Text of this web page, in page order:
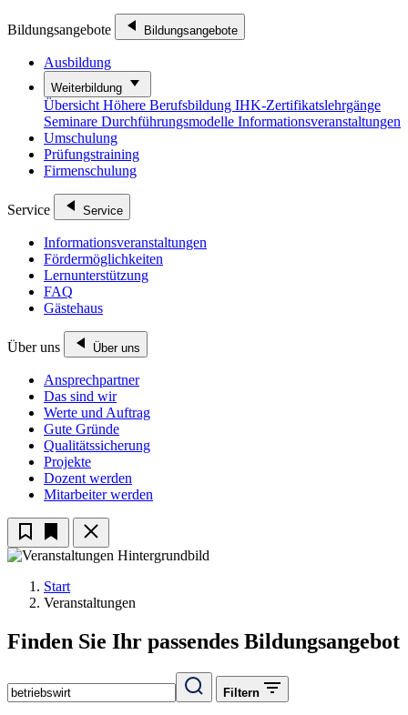
Bildungsangebote Bildungsangebote
Ausbildung
Weiterbildung
Übersicht Höhere Berufsbildung IHK-Zertifikatslehrgänge
Seminare Durchführungsmodelle Informationsveranstaltungen
Umschulung
Prüfungstraining
Firmenschulung
Service Service
Informationsveranstaltungen
Fördermöglichkeiten
Lernunterstützung
FAQ
Gästehaus
Über uns Über uns
Ansprechpartner
Das sind wir
Werte und Auftrag
Gute Gründe
Qualitätssicherung
Projekte
Dozent werden
Mitarbeiter werden
Start
Veranstaltungen
Finden Sie Ihr passendes Bildungsangebot
Filtern